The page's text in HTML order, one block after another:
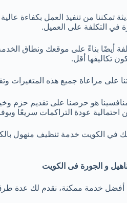
تمكننا من تنفيذ العمل بكفاءة
في التكلفة على العميل.
أيضًا بناءً على موقعك ونطاق
تكاليفها أقل.
مراعاة جميع هذه المتغيرات
منافسينا هو حرصنا على تقديم حزم
احتمالية عودة التراكمات سريعًا
في الكويت خدمة تنظيف منهول
و الجورة فى الكويت
خدمة ممكنة، نقدم لك عدة طرق